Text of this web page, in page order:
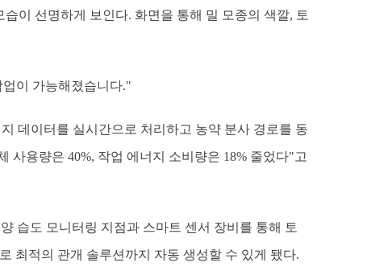
이 선명하게 보인다. 화면을 통해 밀 모종의 색깔, 토
이 가능해졌습니다."
데이터를 실시간으로 처리하고 농약 분사 경로를 동
용량은 40%, 작업 에너지 소비량은 18% 줄었다"고
습도 모니터링 지점과 스마트 센서 장비를 통해 토
최적의 관개 솔루션까지 자동 생성할 수 있게 됐다.